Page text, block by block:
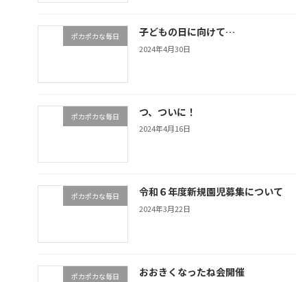
ポカポカな毎日 子どもの日に向けて…
2024年4月30日
ポカポカな毎日 つ、ついに！
2024年4月16日
ポカポカな毎日 令和６年度新規園児募集について
2024年3月22日
ポカポカな毎日 おおきくなったね会開催